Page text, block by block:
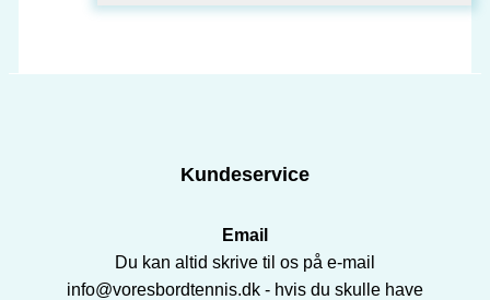
Kundeservice
Email
Du kan altid skrive til os på e-mail
info@voresbordtennis.dk - hvis du skulle have